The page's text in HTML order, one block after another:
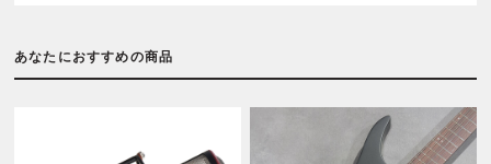
あなたにおすすめの商品